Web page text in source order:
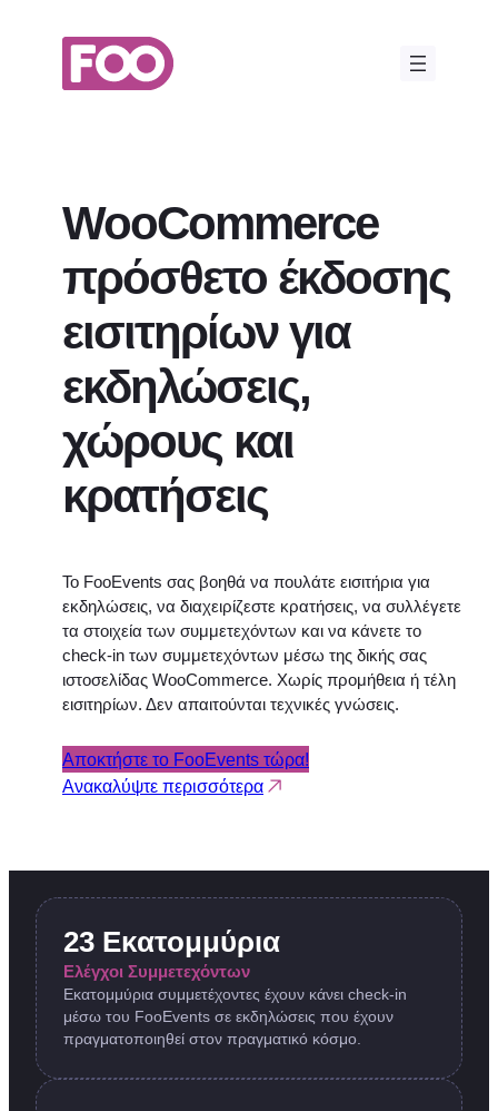
περιεχόμενο
WooCommerce
πρόσθετο έκδοσης
εισιτηρίων για
εκδηλώσεις,
χώρους και
κρατήσεις
Το FooEvents σας βοηθά να πουλάτε εισιτήρια για
εκδηλώσεις, να διαχειρίζεστε κρατήσεις, να συλλέγετε
τα στοιχεία των συμμετεχόντων και να κάνετε το
check-in των συμμετεχόντων μέσω της δικής σας
ιστοσελίδας WooCommerce. Χωρίς προμήθεια ή τέλη
εισιτηρίων. Δεν απαιτούνται τεχνικές γνώσεις.
Αποκτήστε το FooEvents τώρα!
Ανακαλύψτε περισσότερα
23 Εκατομμύρια
Ελέγχοι Συμμετεχόντων
Εκατομμύρια συμμετέχοντες έχουν κάνει check-in
μέσω του FooEvents σε εκδηλώσεις που έχουν
πραγματοποιηθεί στον πραγματικό κόσμο.